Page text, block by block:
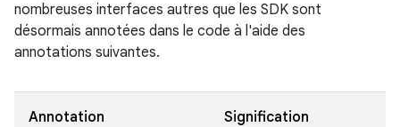
nombreuses interfaces autres que les SDK sont
désormais annotées dans le code à l'aide des
annotations suivantes.
Annotation Signification